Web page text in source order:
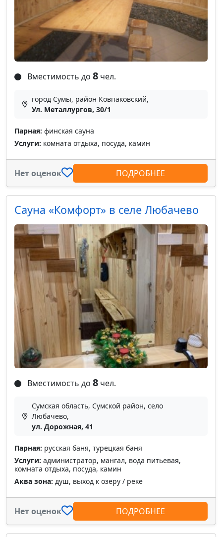
Вместимость до 8 чел.
город Сумы, район Ковпаковский,
Ул. Металлургов, 30/1
Парная: финская сауна
Услуги: комната отдыха, посуда, камин
Нет оценок ПОДРОБНЕЕ
Сауна «Комфорт» в селе Любачево
Вместимость до 8 чел.
Сумская область, Сумской район, село
Любачево,
ул. Дорожная, 41
Парная: русская баня, турецкая баня
Услуги: администратор, мангал, вода питьевая,
комната отдыха, посуда, камин
Аква зона: душ, выход к озеру / реке
Нет оценок ПОДРОБНЕЕ